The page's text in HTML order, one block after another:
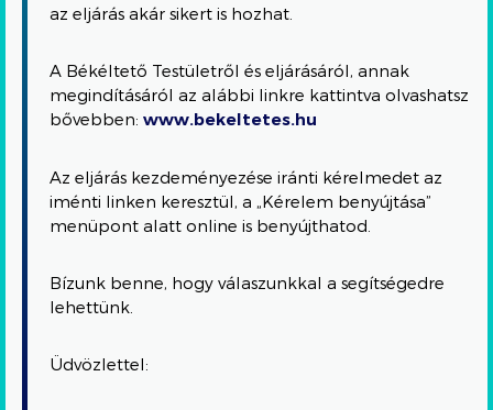
az eljárás akár sikert is hozhat.
A Békéltető Testületről és eljárásáról, annak
megindításáról az alábbi linkre kattintva olvashatsz
bővebben: www.bekeltetes.hu
Az eljárás kezdeményezése iránti kérelmedet az
iménti linken keresztül, a „Kérelem benyújtása”
menüpont alatt online is benyújthatod.
Bízunk benne, hogy válaszunkkal a segítségedre
lehettünk.
Üdvözlettel: